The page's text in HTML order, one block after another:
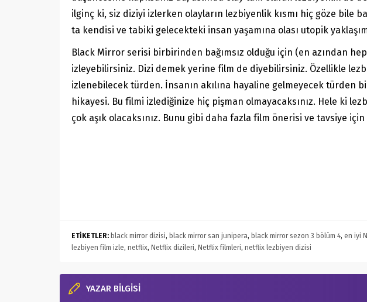
ilginç ki, siz diziyi izlerken olayların lezbiyenlik kısmı hiç göze bile
ta kendisi ve tabiki gelecekteki insan yaşamına olası utopik
Black Mirror serisi birbirinden bağımsız olduğu için (en azından
izleyebilirsiniz. Dizi demek yerine film de diyebilirsiniz. Özellikle
izlenebilecek türden. İnsanın akılına hayaline gelmeyecek türden
hikayesi. Bu filmi izlediğinize hiç pişman olmayacaksınız. Hele ki
çok aşık olacaksınız. Bunu gibi daha fazla film önerisi ve tavsiye
ETİKETLER: black mirror dizisi, black mirror san junipera, black mirror sezon 3 bölüm 4, en iyi
lezbiyen film izle, netflix, Netflix dizileri, Netflix filmleri, netflix lezbiyen dizisi
YAZAR BİLGİSİ